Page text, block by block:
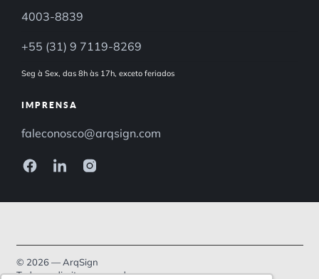
4003-8839
+55 (31) 9 7119-8269
Seg à Sex, das 8h às 17h, exceto feriados
IMPRENSA
faleconosco@arqsign.com
© 2026 — ArqSign
Todos os direitos reservados.